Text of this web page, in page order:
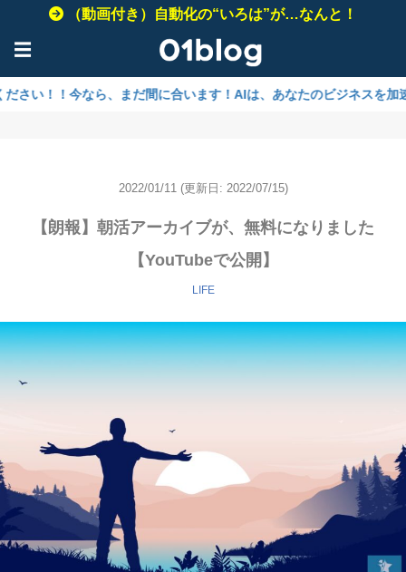
（動画付き）自動化の“いろは”が…なんと！
☰
ら、まだ間に合います！AIは、あなたのビジネスを加速させるた
2022/01/11 (更新日: 2022/07/15)
【朗報】朝活アーカイブが、無料になりました
【YouTubeで公開】
LIFE